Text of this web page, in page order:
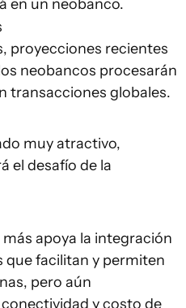
en un neobanco.
proyecciones recientes
neobancos procesarán
transacciones globales.
muy atractivo,
el desafío de la
apoya la integración
que facilitan y permiten
pero aún
y costo de